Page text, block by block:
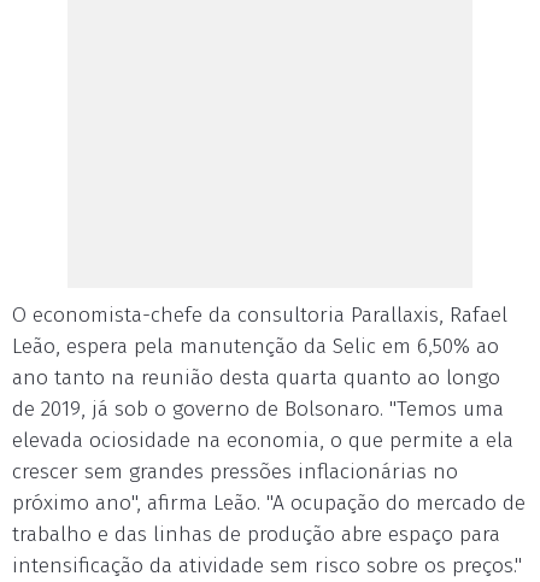
O economista-chefe da consultoria Parallaxis, Rafael
Leão, espera pela manutenção da Selic em 6,50% ao
ano tanto na reunião desta quarta quanto ao longo
de 2019, já sob o governo de Bolsonaro. "Temos uma
elevada ociosidade na economia, o que permite a ela
crescer sem grandes pressões inflacionárias no
próximo ano", afirma Leão. "A ocupação do mercado de
trabalho e das linhas de produção abre espaço para
intensificação da atividade sem risco sobre os preços."